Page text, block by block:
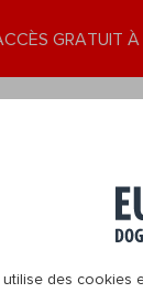
utilise des cookies
GRATUIT